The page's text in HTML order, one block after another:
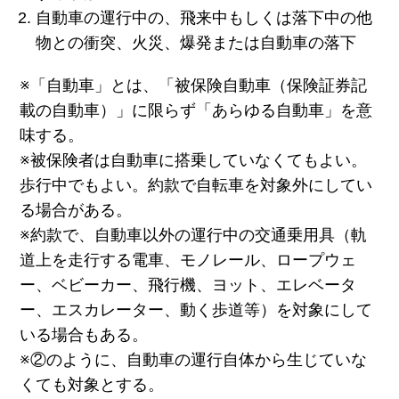
自動車の運行中の、飛来中もしくは落下中の他
物との衝突、火災、爆発または自動車の落下
※「自動車」とは、「被保険自動車（保険証券記
載の自動車）」に限らず「あらゆる自動車」を意
味する。
※被保険者は自動車に搭乗していなくてもよい。
歩行中でもよい。約款で自転車を対象外にしてい
る場合がある。
※約款で、自動車以外の運行中の交通乗用具（軌
道上を走行する電車、モノレール、ロープウェ
ー、ベビーカー、飛行機、ヨット、エレベータ
ー、エスカレーター、動く歩道等）を対象にして
いる場合もある。
※②のように、自動車の運行自体から生じていな
くても対象とする。